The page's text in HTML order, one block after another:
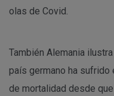
olas de Covid.
También Alemania
país germano ha
de mortalidad desde